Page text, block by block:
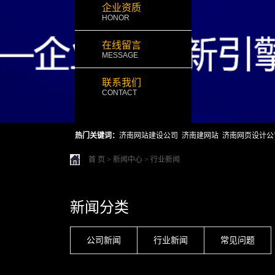
企业资质
HONOR
在线留言
MESSAGE
联系我们
CONTACT
热门关键词： 济南网站建设公司 济南建网站 济南网页设计
首 页 > 新闻中心 > 行业新闻
新闻分类
公司新闻 行业新闻 常见问题